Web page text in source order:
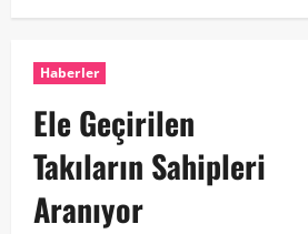
Haberler
Ele Geçirilen
Takıların Sahipleri
Aranıyor